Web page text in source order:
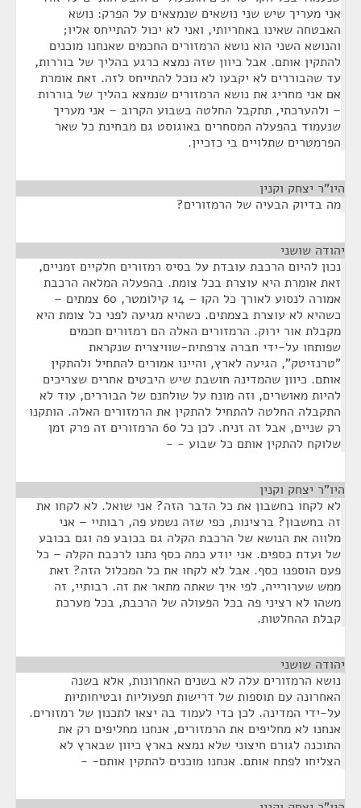
אני מעריך שיש שני נושאים שנמצאים על הפרק: נושא
האבטחה שאינו באחריותי, ואני לא יכול להתייחס אליו;
והנושא השני הוא נושא הרמזורים החכמים שאנחנו מוכנים
להתקין אותם. אבל כיוון שזה נמצא כרגע בהליך של בוררות,
עד שהבוררים לא יקבעו לא נוכל להתייחס לזה. זאת אומרת
אם אני מחריג את נושא הרמזורים שנמצא בהליך של בוררות
– ולהערכתי, תתקבל החלטה בשבוע הקרוב – אני מעריך
שנעמוד בהפעלה המסחרים באוגוסט גם מבחינת כל שאר
הפרמטרים שתלויים בי כזכיין.
היו"ר יצחק וקנין
מה בדיוק הבעיה של הרמזורים?
יהודה שושני
נכון להיום הרכבת עובדת על בסיס רמזורים חלקיים זמניים,
זאת אומרת היא עוצרת בכל צומת. בהפעלה המלאה הרכבת
אמורה לנסוע לאורך כל הקו – 14 קילומטר, 60 צמתים –
כשהיא לא עוצרת בצמתים. כשהיא מגיעה לפני כל צומת היא
מקבלת אור ירוק. הרמזורים האלה הם רמזורים חכמים
שפותחו על-ידי חברה צרפתית-שוויצרית שנקראת
"טרנזיטק", הגיעה לארץ, והיינו אמורים להתחיל ולהתקין
אותם. כיוון שהמדינה חושבת שיש היבטים אחרים שצריכים
להיות מאושרים, וזה מונח על שולחנם של הבוררים, עוד לא
התקבלה החלטה להתחיל להתקין את הרמזורים האלה. הותקנו
רק שניים, אבל זה זניח. לכן כל 60 הרמזורים זה פרק זמן
שלוקח להתקין אותם כל שבוע - -
היו"ר יצחק וקנין
לא לקחו בחשבון את כל הדבר הזה? אני שואל. לא לקחו את
זה בחשבון? ברצינות, כפי שזה נשמע פה, רבותיי – אני
מלווה את הנושא של הרכבת הקלה גם בכובע פה וגם בכובע
של ועדת כספים. אני יודע כמה כסף נתנו לרכבת הקלה – כל
פעם הוספנו כסף. אבל לא לקחו את כל המכלול הזה? זאת
ממש שערורייה, לפי איך שאתה מתאר את זה. רבותיי, זה
משהו לא רציני פה בכל הפעולה של הרכבת, בכל מערכת
קבלת ההחלטות.
יהודה שושני
נושא הרמזורים עלה לא בשנים האחרונות, אלא בשנה
האחרונה עם תוספות של דרישות תפעוליות ובטיחותיות
על-ידי המדינה. לכן כדי לעמוד בה יצאו לתכנון של רמזורים.
אנחנו לא מחליפים את הרמזורים, אנחנו מחליפים רק את
התוכנה לגורם חיצוני שלא נמצא בארץ כיוון שבארץ לא
הצליחו לפתח אותם. אנחנו מוכנים להתקין אותם- -